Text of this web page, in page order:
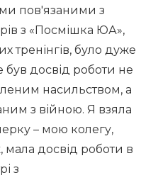
пов'язаними з
з «Посмішка ЮА»,
тренінгів, було дуже
досвід роботи не
насильством, а
з війною. Я взяла
– мою колегу,
мала досвід роботи в
з